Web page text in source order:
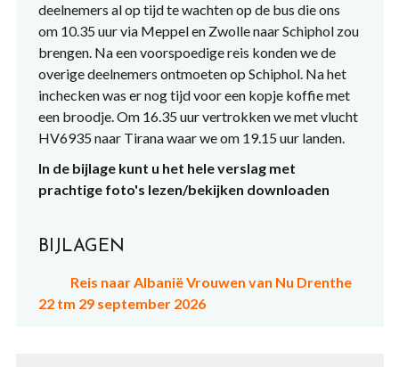
deelnemers al op tijd te wachten op de bus die ons
om 10.35 uur via Meppel en Zwolle naar Schiphol zou
brengen. Na een voorspoedige reis konden we de
overige deelnemers ontmoeten op Schiphol. Na het
inchecken was er nog tijd voor een kopje koffie met
een broodje. Om 16.35 uur vertrokken we met vlucht
HV6935 naar Tirana waar we om 19.15 uur landen.
In de bijlage kunt u het hele verslag met
prachtige foto's lezen/bekijken downloaden
BIJLAGEN
Reis naar Albanië Vrouwen van Nu Drenthe
22 tm 29 september 2026